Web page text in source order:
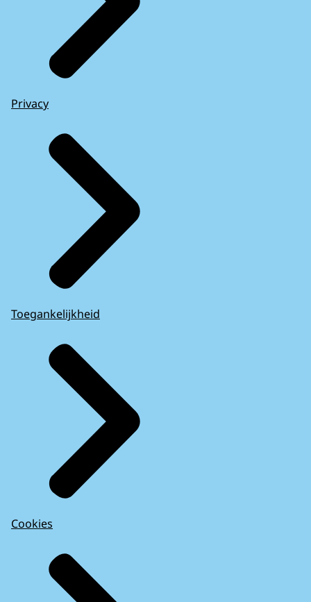
Privacy
Toegankelijkheid
Cookies